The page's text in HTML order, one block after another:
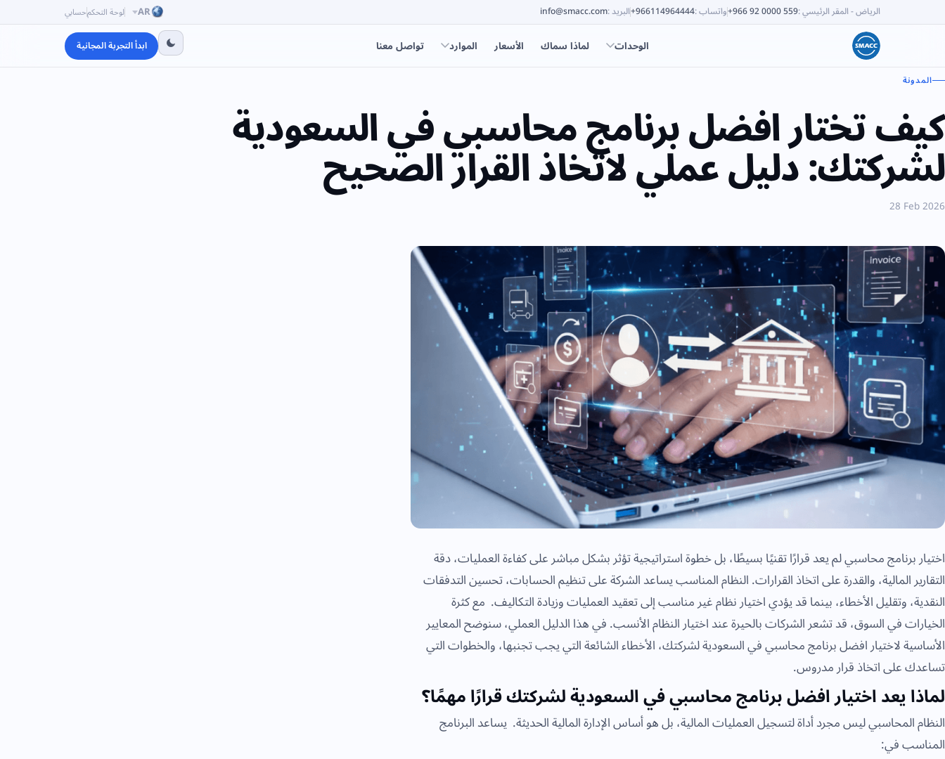
الرياض - المقر الرئيسي:
+966 92 0000 559واتساب:
+966114964444البريد:
info@smacc.com
AR لوحة التحكمحسابي
الوحدات لماذا سماك الأسعار الموارد تواصل معنا ابدأ التجربة المجانية
المدونة
كيف تختار افضل برنامج محاسبي في السعودية
لشركتك: دليل عملي لاتخاذ القرار الصحيح
28 Feb 2026
اختيار برنامج محاسبي لم يعد قرارًا تقنيًا بسيطًا، بل خطوة استراتيجية تؤثر بشكل مباشر على كفاءة العمليات، دقة
التقارير المالية، والقدرة على اتخاذ القرارات. النظام المناسب يساعد الشركة على تنظيم الحسابات، تحسين التدفقات
النقدية، وتقليل الأخطاء، بينما قد يؤدي اختيار نظام غير مناسب إلى تعقيد العمليات وزيادة التكاليف. مع كثرة
الخيارات في السوق، قد تشعر الشركات بالحيرة عند اختيار النظام الأنسب. في هذا الدليل العملي، سنوضح المعايير
الأساسية لاختيار افضل برنامج محاسبي في السعودية لشركتك، الأخطاء الشائعة التي يجب تجنبها، والخطوات التي
تساعدك على اتخاذ قرار مدروس.
لماذا يعد اختيار افضل برنامج محاسبي في السعودية لشركتك قرارًا مهمًا؟
النظام المحاسبي ليس مجرد أداة لتسجيل العمليات المالية، بل هو أساس الإدارة المالية الحديثة. يساعد البرنامج
المناسب في: